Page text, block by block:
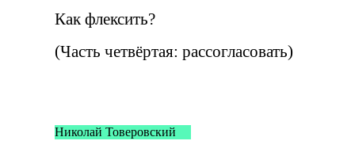
Как флексить?
(Часть четвёртая: рассогласовать)
Николай Товеровский